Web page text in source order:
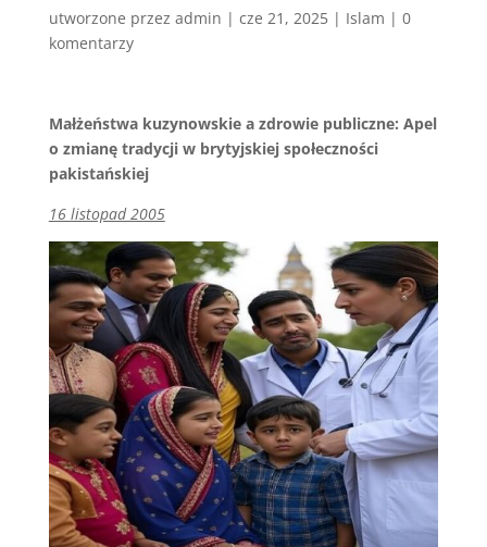
utworzone przez admin | cze 21, 2025| Islam | 0
komentarzy
Małżeństwa kuzynowskie a zdrowie publiczne: Apel
o zmianę tradycji w brytyjskiej społeczności
pakistańskiej
16 listopad 2005